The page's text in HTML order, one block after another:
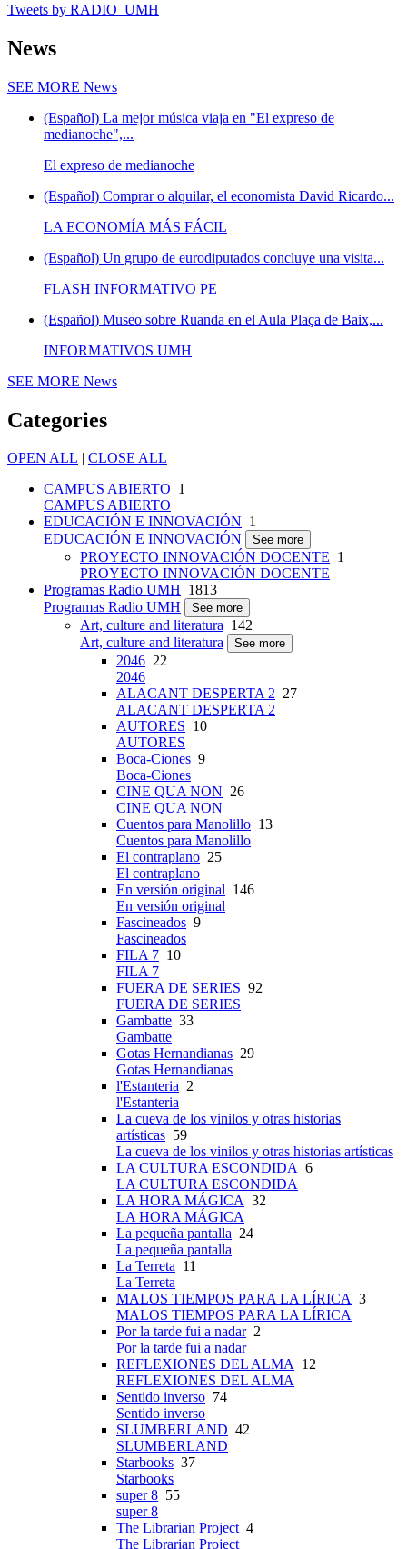
Tweets by RADIO_UMH
News
SEE MORE News
(Español) La mejor música viaja en "El expreso de
medianoche",...
El expreso de medianoche
(Español) Comprar o alquilar, el economista David Ricardo...
LA ECONOMÍA MÁS FÁCIL
(Español) Un grupo de eurodiputados concluye una visita...
FLASH INFORMATIVO PE
(Español) Museo sobre Ruanda en el Aula Plaça de Baix,...
INFORMATIVOS UMH
SEE MORE News
Categories
OPEN ALL | CLOSE ALL
CAMPUS ABIERTO 1
CAMPUS ABIERTO
EDUCACIÓN E INNOVACIÓN 1
EDUCACIÓN E INNOVACIÓN
See more
PROYECTO INNOVACIÓN DOCENTE 1
PROYECTO INNOVACIÓN DOCENTE
Programas Radio UMH 1813
Programas Radio UMH
See more
Art, culture and literatura 142
Art, culture and literatura
See more
2046 22
2046
ALACANT DESPERTA 2 27
ALACANT DESPERTA 2
AUTORES 10
AUTORES
Boca-Ciones 9
Boca-Ciones
CINE QUA NON 26
CINE QUA NON
Cuentos para Manolillo 13
Cuentos para Manolillo
El contraplano 25
El contraplano
En versión original 146
En versión original
Fascineados 9
Fascineados
FILA 7 10
FILA 7
FUERA DE SERIES 92
FUERA DE SERIES
Gambatte 33
Gambatte
Gotas Hernandianas 29
Gotas Hernandianas
l'Estanteria 2
l'Estanteria
La cueva de los vinilos y otras historias
artísticas 59
La cueva de los vinilos y otras historias artísticas
LA CULTURA ESCONDIDA 6
LA CULTURA ESCONDIDA
LA HORA MÁGICA 32
LA HORA MÁGICA
La pequeña pantalla 24
La pequeña pantalla
La Terreta 11
La Terreta
MALOS TIEMPOS PARA LA LÍRICA 3
MALOS TIEMPOS PARA LA LÍRICA
Por la tarde fui a nadar2
Por la tarde fui a nadar
REFLEXIONES DEL ALMA 12
REFLEXIONES DEL ALMA
Sentido inverso 74
Sentido inverso
SLUMBERLAND 42
SLUMBERLAND
Starbooks 37
Starbooks
super 8 55
super 8
The Librarian Project4
The Librarian Project